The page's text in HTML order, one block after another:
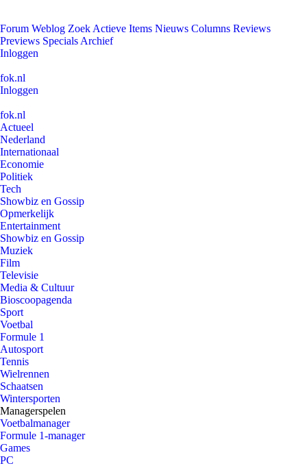
Forum Weblog Zoek Actieve Items Nieuws Columns Reviews
Previews Specials Archief
Inloggen
fok.nl
Inloggen
fok.nl
Actueel
Nederland
Internationaal
Economie
Politiek
Tech
Showbiz en Gossip
Opmerkelijk
Entertainment
Showbiz en Gossip
Muziek
Film
Televisie
Media & Cultuur
Bioscoopagenda
Sport
Voetbal
Formule 1
Autosport
Tennis
Wielrennen
Schaatsen
Wintersporten
Managerspelen
Voetbalmanager
Formule 1-manager
Games
PC